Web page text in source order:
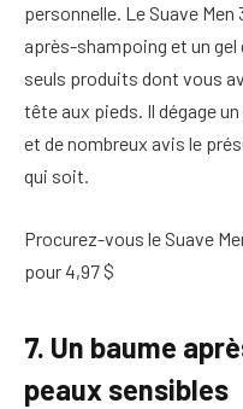
personnelle. Le Suave
après-shampoing et un gel
seuls produits dont vous
tête aux pieds. Il dégage
et de nombreux avis le
qui soit.
Procurez-vous le Suave
pour 4,97 $
7. Un baume
peaux sensibles